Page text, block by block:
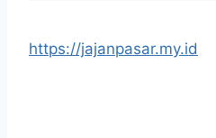
https://jajanpasar.my.id